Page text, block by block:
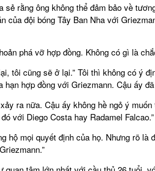
sẻ rằng ông không thể đảm bảo về
của đội bóng Tây Ban Nha với
phá vỡ hợp đồng. Không có gì là
tôi cũng sẽ ở lại.” Tôi thì không có ý
hợp đồng với Griezmann. Cậu ấy
ra nữa. Cậu ấy không hề ngỏ ý
với Diego Costa hay Radamel Falcao.”
hộ mọi quyết định của họ. Nhưng rõ là